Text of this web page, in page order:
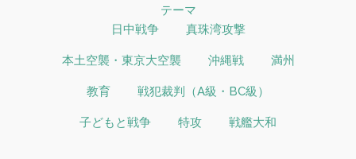
テーマ
日中戦争
真珠湾攻撃
本土空襲・東京大空襲 沖縄戦 満州
教育 戦犯裁判（A級・BC級）
子どもと戦争 特攻 戦艦大和